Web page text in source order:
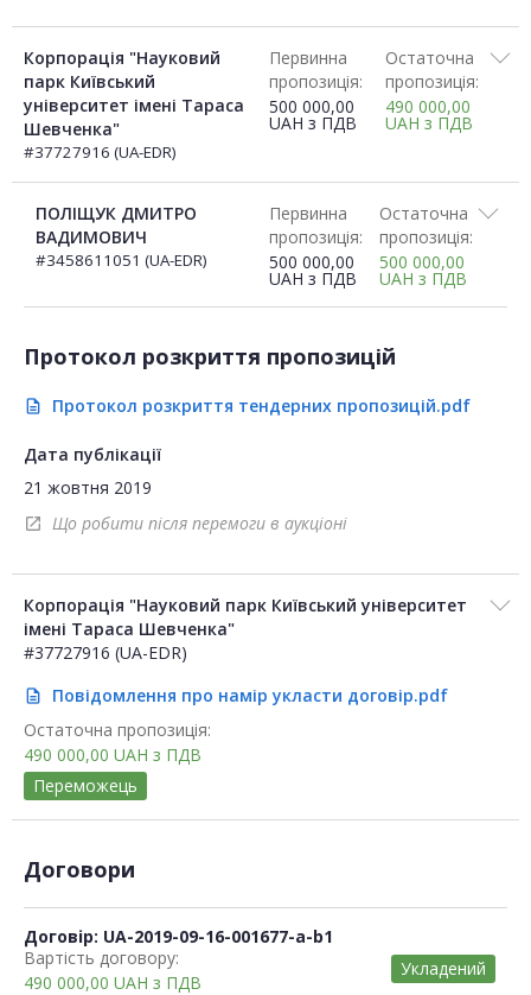
Корпорація "Науковий
парк Київський
університет імені Тараса
Шевченка"
#37727916 (UA-EDR)
Первинна
пропозиція:
500 000,00
UAH з ПДВ
Остаточна
пропозиція:
490 000,00
UAH з ПДВ
ПОЛІЩУК ДМИТРО
ВАДИМОВИЧ
#3458611051 (UA-EDR)
Первинна
пропозиція:
500 000,00
UAH з ПДВ
Остаточна
пропозиція:
500 000,00
UAH з ПДВ
Протокол розкриття пропозицій
description Протокол розкриття тендерних пропозицій.pdf
Дата публікації
21 жовтня 2019
open_in_new Що робити після перемоги в аукціоні
Корпорація "Науковий парк Київський університет
імені Тараса Шевченка"
#37727916 (UA-EDR)
description
Повідомлення про намір укласти договір.pdf
Остаточна пропозиція:
490 000,00 UAH з ПДВ
Переможець
Договори
Договір: UA-2019-09-16-001677-a-b1
Вартість договору:
490 000,00 UAH з ПДВ
Укладений